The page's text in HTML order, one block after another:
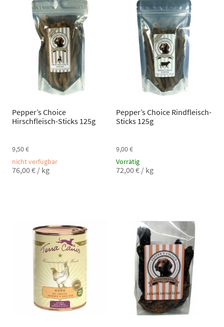
Pepper’s Choice
Hirschfleisch-Sticks 125g
9,50€
nicht verfügbar
76,00€ / kg
Pepper’s Choice Rindfleisch-
Sticks 125g
9,00€
Vorrätig
72,00€ / kg